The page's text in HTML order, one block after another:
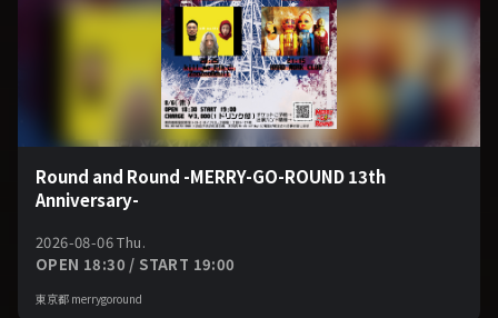
Round and Round -MERRY-GO-ROUND 13th
Anniversary-
2026-08-06 Thu.
OPEN 18:30 / START 19:00
東京都 merrygoround